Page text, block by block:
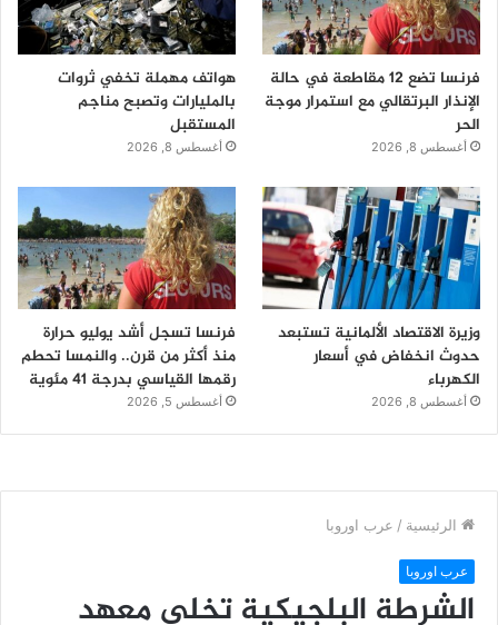
فرنسا تضع 12 مقاطعة في حالة
الإنذار البرتقالي مع استمرار موجة
الحر
أغسطس 8, 2026
هواتف مهملة تخفي ثروات
بالمليارات وتصبح مناجم
المستقبل
أغسطس 8, 2026
وزيرة الاقتصاد الألمانية تستبعد
حدوث انخفاض في أسعار
الكهرباء
أغسطس 8, 2026
فرنسا تسجل أشد يوليو حرارة
منذ أكثر من قرن.. والنمسا تحطم
رقمها القياسي بدرجة 41 مئوية
أغسطس 5, 2026